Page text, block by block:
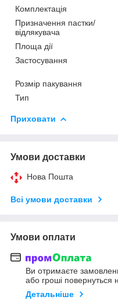
Комплектація
Призначення пастки/
відлякувача
Площа дії
Застосування
Розмір пакування
Тип
Приховати
Умови доставки
Нова Пошта
Всі умови доставки
Умови оплати
Ви отримаєте
або гроші повернуться
Детальніше